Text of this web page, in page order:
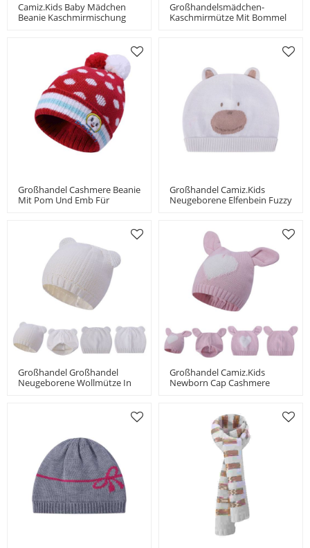
Camiz.kids Baby Mädchen
Beanie Kaschmirmischung
Großhandelsmädchen-
Kaschmirmütze Mit Bommel
Großhandel Cashmere Beanie
Mit Pom Und Emb Für
Großhandel Camiz.kids
Neugeborene Elfenbein Fuzzy
Großhandel Großhandel
Neugeborene Wollmütze In
Großhandel Camiz.kids
Newborn Cap Cashmere